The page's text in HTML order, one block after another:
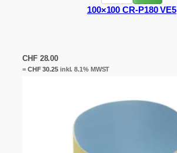
100×100 CR-P180 VE5
CHF28.00
= CHF30.25inkl. 8.1% MWST